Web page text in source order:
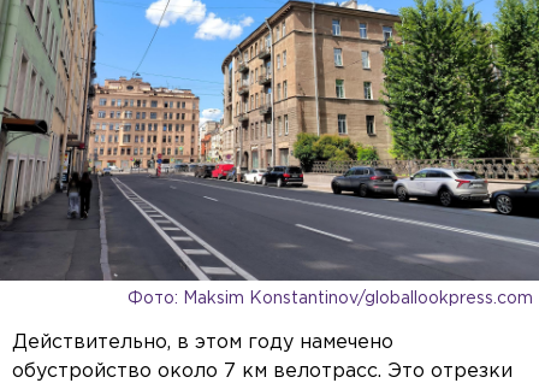
Фото: Maksim Konstantinov/globallookpress.com
Действительно, в этом году намечено
обустройство около 7 км велотрасс. Это отрезки